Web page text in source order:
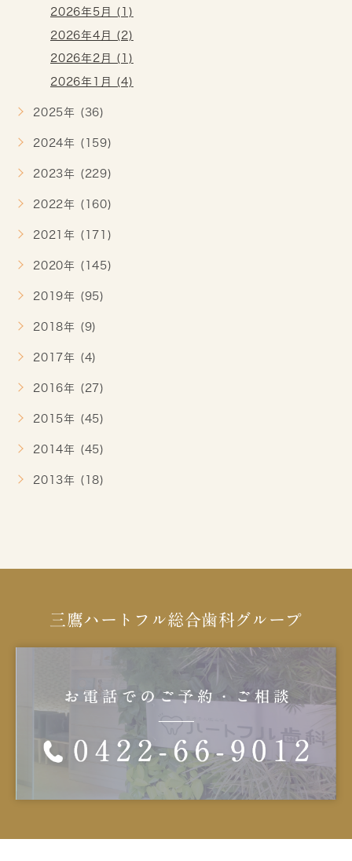
2026年5月 (1)
2026年4月 (2)
2026年2月 (1)
2026年1月 (4)
2025年 (36)
2024年 (159)
2023年 (229)
2022年 (160)
2021年 (171)
2020年 (145)
2019年 (95)
2018年 (9)
2017年 (4)
2016年 (27)
2015年 (45)
2014年 (45)
2013年 (18)
三鷹ハートフル総合歯科グループ